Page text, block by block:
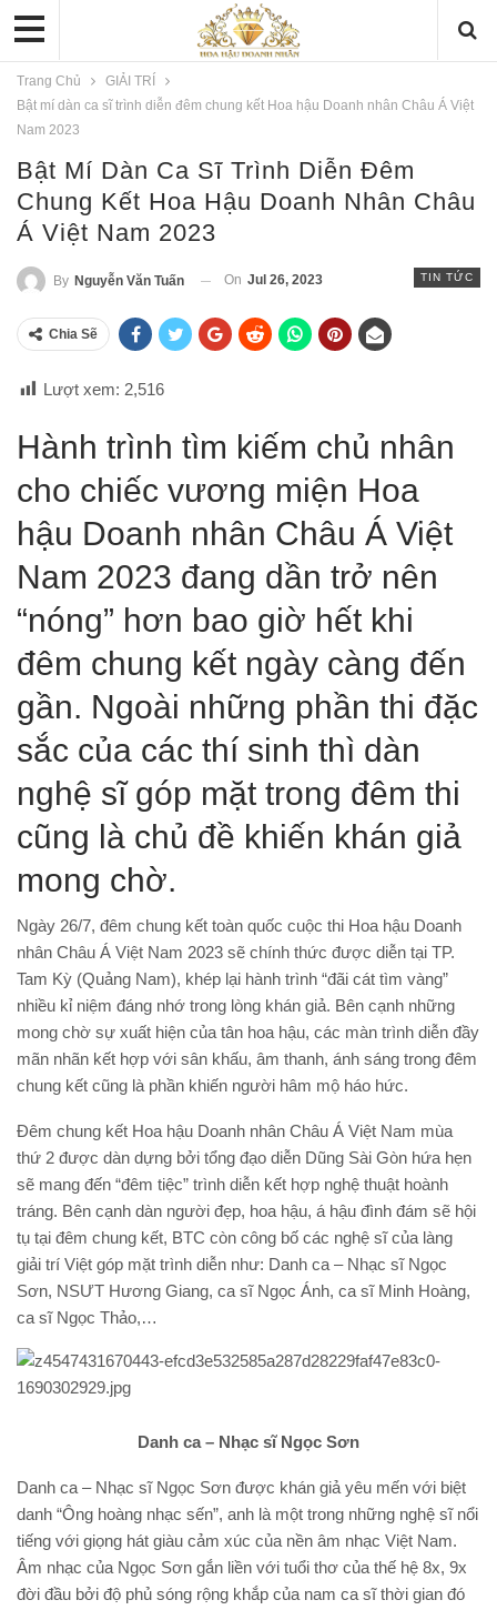
Trang Chủ
GIẢI TRÍ
Bật mí dàn ca sĩ trình diễn đêm chung kết Hoa hậu Doanh nhân Châu Á Việt
Nam 2023
Bật Mí Dàn Ca Sĩ Trình Diễn Đêm
Chung Kết Hoa Hậu Doanh Nhân Châu
Á Việt Nam 2023
TIN TỨC
By Nguyễn Văn Tuấn On Jul 26, 2023
Chia Sẽ
Lượt xem: 2,516
Hành trình tìm kiếm chủ nhân
cho chiếc vương miện Hoa
hậu Doanh nhân Châu Á Việt
Nam 2023 đang dần trở nên
“nóng” hơn bao giờ hết khi
đêm chung kết ngày càng đến
gần. Ngoài những phần thi đặc
sắc của các thí sinh thì dàn
nghệ sĩ góp mặt trong đêm thi
cũng là chủ đề khiến khán giả
mong chờ.
Ngày 26/7, đêm chung kết toàn quốc cuộc thi Hoa hậu Doanh
nhân Châu Á Việt Nam 2023 sẽ chính thức được diễn tại TP.
Tam Kỳ (Quảng Nam), khép lại hành trình “đãi cát tìm vàng”
nhiều kỉ niệm đáng nhớ trong lòng khán giả. Bên cạnh những
mong chờ sự xuất hiện của tân hoa hậu, các màn trình diễn đầy
mãn nhãn kết hợp với sân khấu, âm thanh, ánh sáng trong đêm
chung kết cũng là phần khiến người hâm mộ háo hức.
Đêm chung kết Hoa hậu Doanh nhân Châu Á Việt Nam mùa
thứ 2 được dàn dựng bởi tổng đạo diễn Dũng Sài Gòn hứa hẹn
sẽ mang đến “đêm tiệc” trình diễn kết hợp nghệ thuật hoành
tráng. Bên cạnh dàn người đẹp, hoa hậu, á hậu đình đám sẽ hội
tụ tại đêm chung kết, BTC còn công bố các nghệ sĩ của làng
giải trí Việt góp mặt trình diễn như: Danh ca – Nhạc sĩ Ngọc
Sơn, NSƯT Hương Giang, ca sĩ Ngọc Ánh, ca sĩ Minh Hoàng,
ca sĩ Ngọc Thảo,…
Danh ca – Nhạc sĩ Ngọc Sơn
Danh ca – Nhạc sĩ Ngọc Sơn được khán giả yêu mến với biệt
danh “Ông hoàng nhạc sến”, anh là một trong những nghệ sĩ nổi
tiếng với giọng hát giàu cảm xúc của nền âm nhạc Việt Nam.
Âm nhạc của Ngọc Sơn gắn liền với tuổi thơ của thế hệ 8x, 9x
đời đầu bởi độ phủ sóng rộng khắp của nam ca sĩ thời gian đó